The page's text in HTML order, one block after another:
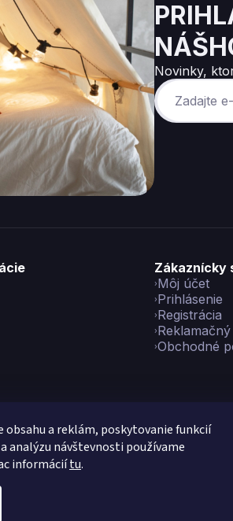
obsahu a reklám, poskytovanie funkcií
analýzu návštevnosti používame
informáciítu.
Novinky,
Zákaznícky
Môj účet
Prihlásenie
Registrácia
Obchodné
2026Vikon. Všetky práva vyhradené.